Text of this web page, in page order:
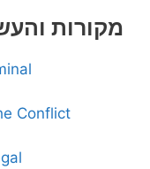
מקורות
Conflict